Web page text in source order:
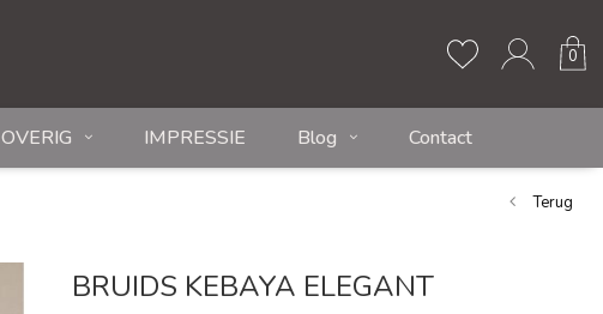
0
OVERIG IMPRESSIE Blog Contact
Terug
BRUIDS KEBAYA ELEGANT